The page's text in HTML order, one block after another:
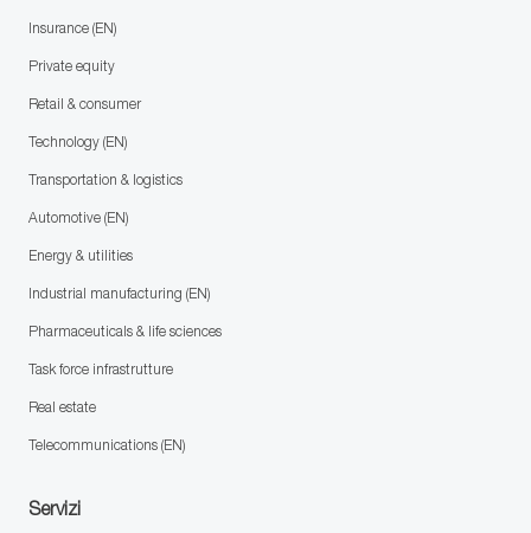
Insurance (EN)
Private equity
Retail & consumer
Technology (EN)
Transportation & logistics
Automotive (EN)
Energy & utilities
Industrial manufacturing (EN)
Pharmaceuticals & life sciences
Task force infrastrutture
Real estate
Telecommunications (EN)
Servizi